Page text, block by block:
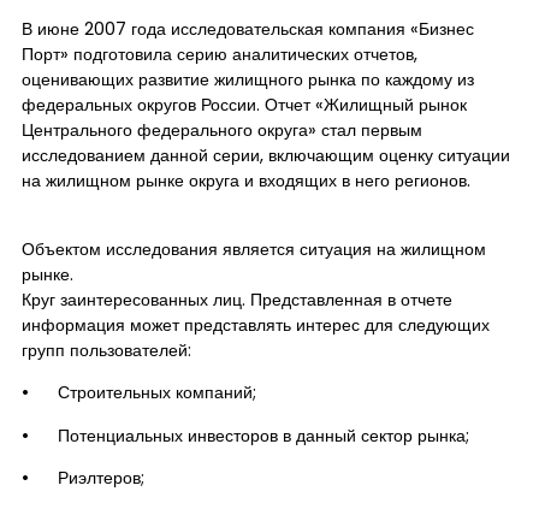
В июне 2007 года исследовательская компания «Бизнес
Порт» подготовила серию аналитических отчетов,
оценивающих развитие жилищного рынка по каждому из
федеральных округов России. Отчет «Жилищный рынок
Центрального федерального округа» стал первым
исследованием данной серии, включающим оценку ситуации
на жилищном рынке округа и входящих в него регионов.
Объектом исследования является ситуация на жилищном
рынке.
Круг заинтересованных лиц. Представленная в отчете
информация может представлять интерес для следующих
групп пользователей:
• Строительных компаний;
• Потенциальных инвесторов в данный сектор рынка;
• Риэлтеров;